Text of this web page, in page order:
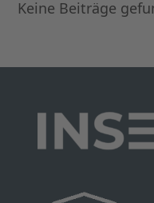
Keine Beiträge